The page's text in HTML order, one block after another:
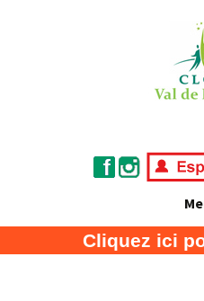
CLCV Val de
Association de
Cliquez ici